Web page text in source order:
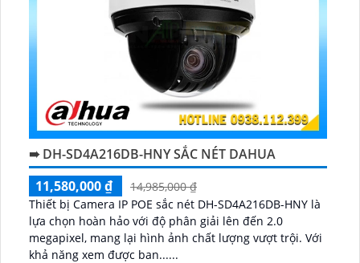
➠ DH-SD4A216DB-HNY SẮC NÉT DAHUA
11,580,000 ₫
14,985,000 ₫
Thiết bị Camera IP POE sắc nét DH-SD4A216DB-HNY là
lựa chọn hoàn hảo với độ phân giải lên đến 2.0
megapixel, mang lại hình ảnh chất lượng vượt trội. Với
khả năng xem được ban......